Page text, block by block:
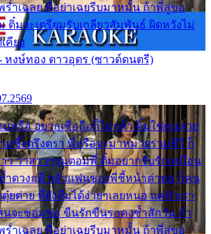
ร่ำเฉลย พี่อย่าเฉยรีบมาหมั้น ถ้าพี่สู่ขอ
ติ๋มจะเตรียมรับเกลียวสัมพันธ์ ผิดหวังไม่
คียง
หงษ์ทอง ดาวอุดร (ซาวด์ดนตรี)
น่หรือ อยากเชื่อถือก็ไม่กล้า ติ๋มใช่คนสวย
มซึ้งตรึงตรา พี่หรือจะมาหมายร่วมชีวี ก็
ว ว่าสาวๆรุมตอมพี่ ติ๋มอยากรับรักเหมือน
ำดวงฤดี กลัวแฟนของพี่ชี้หน้าด่าทอ ก็คน
ยต่าย พี่ยังลืมได้ง่ายๆเลยหนอ แค่ตัวเรา
นจะซอมซ่อ ขืนรักขืนรอคงช้ำสักวัน ถ้า
ร่ำเฉลย พี่อย่าเฉยรีบมาหมั้น ถ้าพี่สู่ขอ